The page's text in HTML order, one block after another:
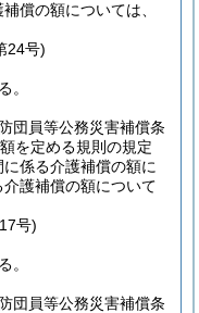
償の額については、
24号)
。
団員等公務災害補償条
を定める規則の規定
係る介護補償の額に
護補償の額について
号)
。
団員等公務災害補償条